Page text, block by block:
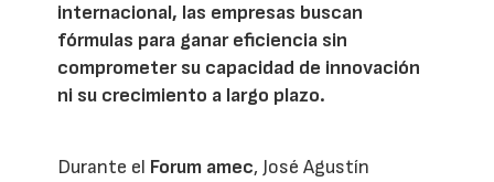
internacional, las empresas buscan
fórmulas para ganar eficiencia sin
comprometer su capacidad de innovación
ni su crecimiento a largo plazo.
Durante el Forum amec, José Agustín